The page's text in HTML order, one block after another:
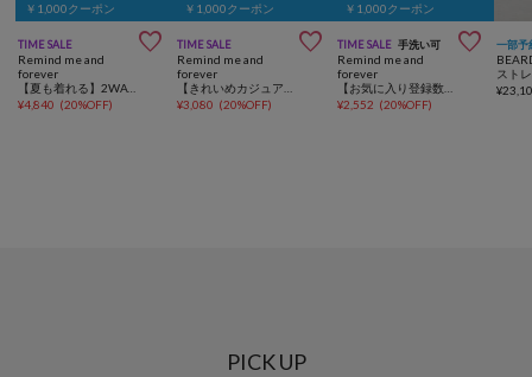
￥1,000クーポン
TIME SALE 
Remind me and
forever
【夏も着れる】2WAYシアーデニムシャツ
¥4,840 (20%OFF)
￥1,000クーポン
TIME SALE 
Remind me and
forever
【きれいめカジュアルセットアイテム】かぎ針ベスト&Tシャツ
¥3,080 (20%OFF)
￥1,000クーポン
TIME SALE 手洗い可 
Remind me and
forever
【お気に入り登録数1万突破！】【プチプラ/即着映え！】裾レースノースリプルオーバー
¥2,552 (20%OFF)
一部予
¥
PICK UP